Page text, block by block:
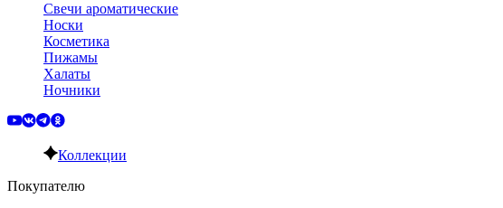
Свечи ароматические
Носки
Косметика
Пижамы
Халаты
Ночники
Коллекции
Покупателю